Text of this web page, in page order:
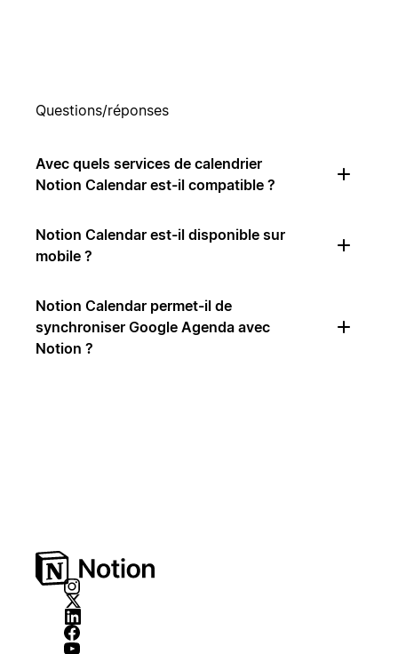
Questions/réponses
Avec quels services de calendrier
Notion Calendar est-il compatible ?
Notion Calendar est-il disponible sur
mobile ?
Notion Calendar permet-il de
synchroniser Google Agenda avec
Notion ?